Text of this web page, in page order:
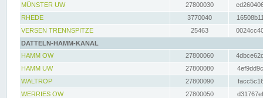
MÜNSTER UW
27800030
RHEDE
3770040
VERSEN TRENNSPITZE
25463
DATTELN-HAMM-KANAL
HAMM OW
27800060
HAMM UW
27800080
WALTROP
27800090
WERRIES OW
27800050